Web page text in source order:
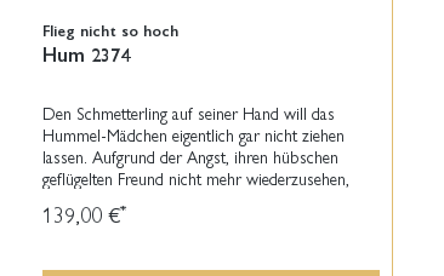
Flieg nicht so hoch
Hum 2374
Den Schmetterling auf seiner Hand will das
Hummel-Mädchen eigentlich gar nicht ziehen
lassen. Aufgrund der Angst, ihren hübschen
geflügelten Freund nicht mehr wiederzusehen,
„Flieg nicht so...
139,00 €*